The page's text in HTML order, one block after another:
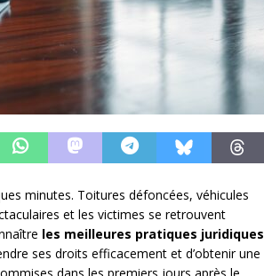
minutes. Toitures défoncées, véhicules
et les victimes se retrouvent
les meilleures pratiques juridiques
ses droits efficacement et d’obtenir une